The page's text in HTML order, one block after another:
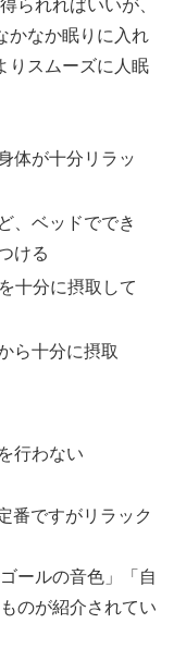
られればいいが、
かなか眠りに入れ
りスムーズに人眠
体が十分リラッ
、ベッドででき
ける
十分に摂取して
ら十分に摂取
行わない
番ですがリラック
ールの音色」「自
のが紹介されてい